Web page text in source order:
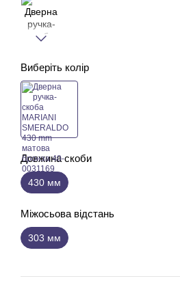
Виберіть колір
Довжина скоби
430 мм
Міжосьова відстань
303 мм